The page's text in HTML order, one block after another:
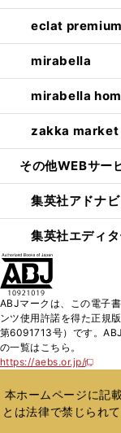
eclat premium
mirabella
mirabella
zakka market
その他WEBサー
集英社アドナビ
集英社エディ
ABJマークは、この電子
ンツ使用許諾を得た正規
第6091713号）です。
の一覧はこちら。
https://aebs.or.jp/
新
い
ウ
ィ
本ホームページに記
とは法律で禁じられ